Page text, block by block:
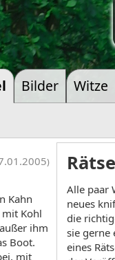
Bilder
Witze
Alle paar
neues
die
sie gerne
eines
Kahn
Kohl
ihm
Boot.
mit